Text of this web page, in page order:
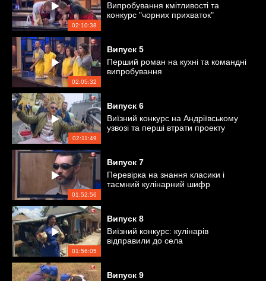
02:10:38
Випробування кмітливості та
конкурс "чорних прихваток"
02:05:32
Випуск 5
Перший роман на кухні та командні
випробування
02:11:49
Випуск 6
Виїзний конкурс на Андріївському
узвозі та перші втрати проекту
01:52:56
Випуск 7
Перевірка на знання класики і
таємний кулінарний шифр
01:56:05
Випуск 8
Виїзний конкурс: кулінарів
відправили до села
Випуск 9